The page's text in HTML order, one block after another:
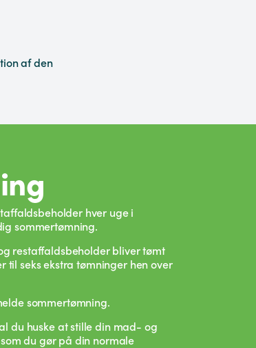
af den
hver uge i
sommertømning.
restaffaldsbeholder bliver tømt
til seks ekstra tømninger hen over
sommertømning.
du huske at stille din mad- og
du gør på din normale